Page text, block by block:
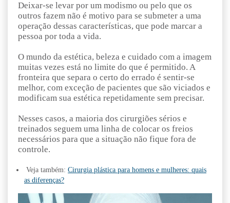
Deixar-se levar por um modismo ou pelo que os
outros fazem não é motivo para se submeter a uma
operação dessas características, que pode marcar a
pessoa por toda a vida.
O mundo da estética, beleza e cuidado com a imagem
muitas vezes está no limite do que é permitido. A
fronteira que separa o certo do errado é sentir-se
melhor, com exceção de pacientes que são viciados e
modificam sua estética repetidamente sem precisar.
Nesses casos, a maioria dos cirurgiões sérios e
treinados seguem uma linha de colocar os freios
necessários para que a situação não fique fora de
controle.
Veja também: Cirurgia plástica para homens e mulheres: quais
as diferenças?